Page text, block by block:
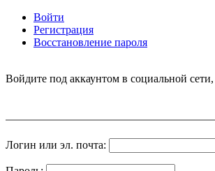
Войти
Регистрация
Восстановление пароля
Войдите под аккаунтом в социальной
Логин или эл. почта: